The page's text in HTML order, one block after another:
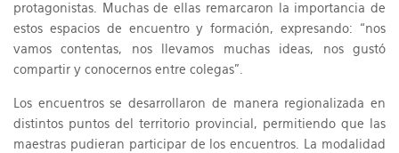
protagonistas. Muchas de ellas remarcaron la importancia de
estos espacios de encuentro y formación, expresando: “nos
vamos contentas, nos llevamos muchas ideas, nos gustó
compartir y conocernos entre colegas”.
Los encuentros se desarrollaron de manera regionalizada en
distintos puntos del territorio provincial, permitiendo que las
maestras pudieran participar de los encuentros. La modalidad